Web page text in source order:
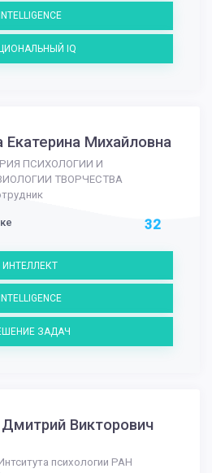
INTELLIGENCE
IQ
Екатерина Михайловна
ПСИХОЛОГИИ И
ТВОРЧЕСТВА
32
ИНТЕЛЛЕКТ
INTELLIGENCE
ЗАДАЧ
Викторович
психологии РАН